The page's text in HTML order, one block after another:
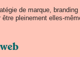
de marque,
pleinement elles-